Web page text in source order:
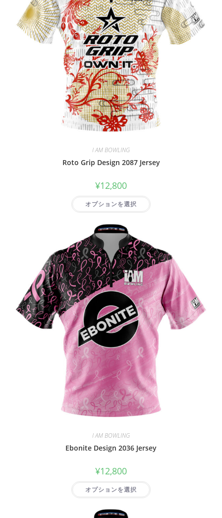
I AM BOWLING
Roto Grip Design 2087 Jersey
¥12,800
オプションを選択
I AM BOWLING
Ebonite Design 2036 Jersey
¥12,800
オプションを選択